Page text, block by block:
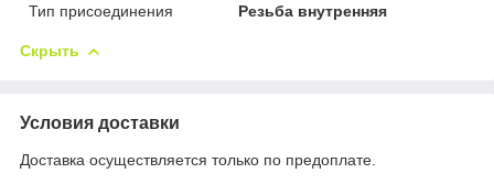
Тип присоединения
Резьба внутренняя
Скрыть
Условия доставки
Доставка осуществляется только по предоплате.